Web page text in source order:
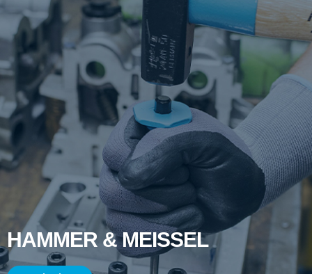
HAMMER & MEISSEL